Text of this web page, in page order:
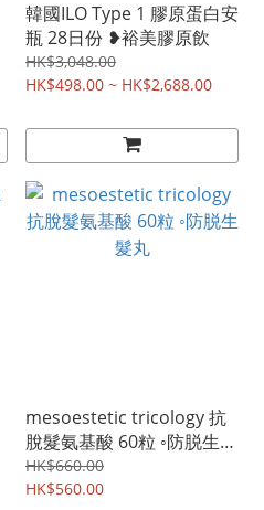
韓國ILO Type 1 膠原蛋白安
瓶 28日份 ❥裕美膠原飲
HK$3,048.00
HK$498.00 ~ HK$2,688.00
mesoestetic tricology 抗
脫髮氨基酸 60粒 ◦防脱生髮
丸
HK$660.00
HK$560.00